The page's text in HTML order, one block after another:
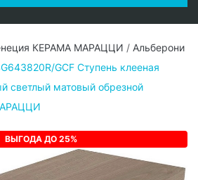
КЕРАМА МАРАЦЦИ / Альберони
GCF Ступень клееная
светлый матовый обрезной
ВЫГОДА ДО 25%